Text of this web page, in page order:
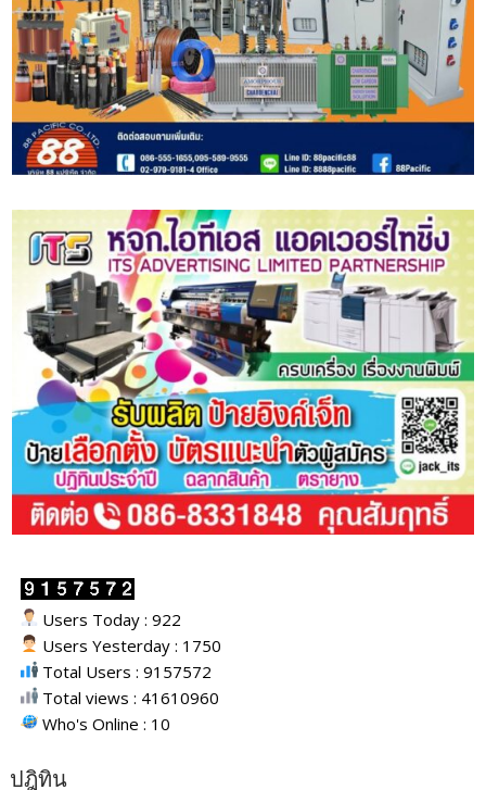
Users Today : 922
Users Yesterday : 1750
Total Users : 9157572
Total views : 41610960
Who's Online : 10
ปฎิทิน